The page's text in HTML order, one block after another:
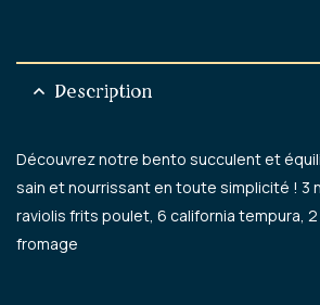
Description
Découvrez notre bento succulent et
sain et nourrissant en toute simplicité ! 3
raviolis frits poulet, 6 california tempura,
fromage